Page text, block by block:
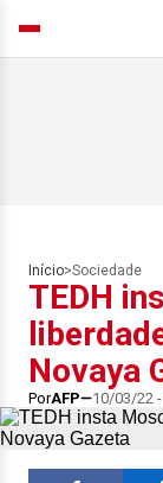
Início>Sociedade
TEDH
Novaya
PorAFP 10/03/22